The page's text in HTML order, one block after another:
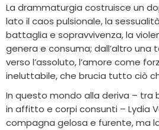
La drammaturgia costruisce un
lato il caos pulsionale, la
battaglia e sopravvivenza, la
genera e consuma; dall’altro una
verso l’assoluto, l’amore come
ineluttabile, che brucia tutto ciò
In questo mondo alla deriva – tra
in affitto e corpi consunti – Lydia
compagna gelosa e furente, ma